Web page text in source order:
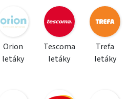
Orion
letáky
Tescoma
letáky
Trefa
letáky